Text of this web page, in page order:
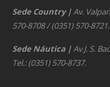
Sede Country |Av.
570-8708 / (0351) 570-8721.
Sede Náutica |Av J. S.
Tel.: (0351) 570-8737.